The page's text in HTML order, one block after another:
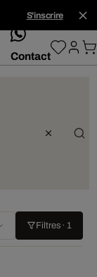
S'inscrire
whatsApp
Contact
Filtres · 1